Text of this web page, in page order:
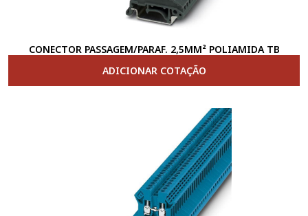
CONECTOR PASSAGEM/PARAF. 2,5MM² POLIAMIDA TB
ADICIONAR COTAÇÃO